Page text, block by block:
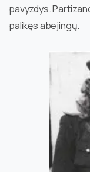
pavyzdys.
palikęs abejingų.